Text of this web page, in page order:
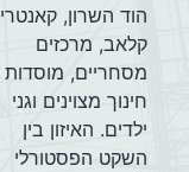
הוד השרון, קאנטרי
קלאב, מרכזים
מסחריים, מוסדות
חינוך מצוינים וגני
ילדים. האיזון בין
השקט הפסטורלי